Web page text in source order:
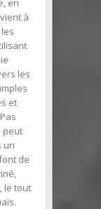
à
les
et
peut
un
de
le tout